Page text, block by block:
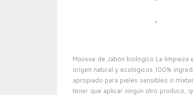
Mousse de Jabón biológico La
origen natural y ecológicos 100%
apropiado para pieles sensibles o
tener que aplicar ningún otro produco,